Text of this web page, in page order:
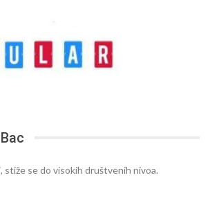
stiže se do visokih društvenih nivoa.